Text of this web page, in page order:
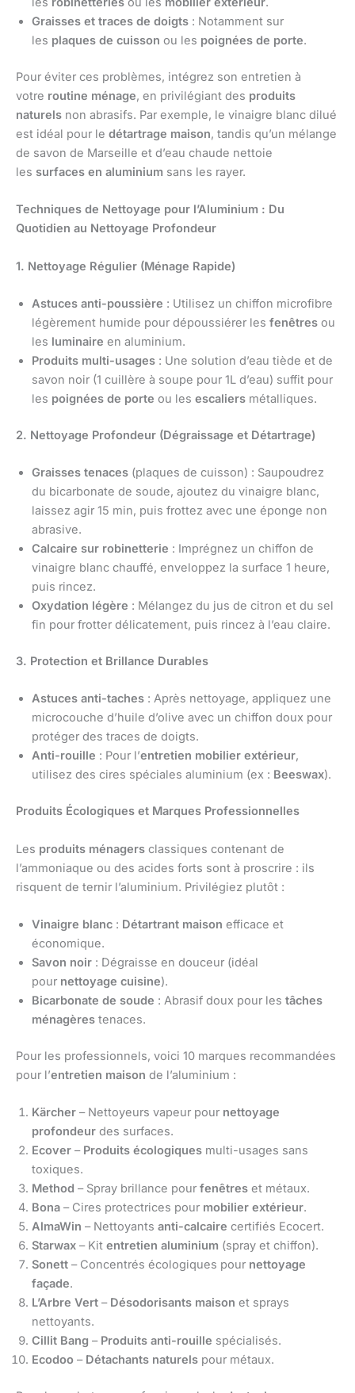
Graisses et traces de doigts : Notamment sur
les plaques de cuisson ou les poignées de porte.
Pour éviter ces problèmes, intégrez son entretien à
votre routine ménage, en privilégiant des produits
naturels non abrasifs. Par exemple, le vinaigre blanc dilué
est idéal pour le détartrage maison, tandis qu’un mélange
de savon de Marseille et d’eau chaude nettoie
les surfaces en aluminium sans les rayer.
Techniques de Nettoyage pour l’Aluminium : Du
Quotidien au Nettoyage Profondeur
1. Nettoyage Régulier (Ménage Rapide)
Astuces anti-poussière : Utilisez un chiffon microfibre
légèrement humide pour dépoussiérer les fenêtres ou
les luminaire en aluminium.
Produits multi-usages : Une solution d’eau tiède et de
savon noir (1 cuillère à soupe pour 1L d’eau) suffit pour
les poignées de porte ou les escaliers métalliques.
2. Nettoyage Profondeur (Dégraissage et Détartrage)
Graisses tenaces (plaques de cuisson) : Saupoudrez
du bicarbonate de soude, ajoutez du vinaigre blanc,
laissez agir 15 min, puis frottez avec une éponge non
abrasive.
Calcaire sur robinetterie : Imprégnez un chiffon de
vinaigre blanc chauffé, enveloppez la surface 1 heure,
puis rincez.
Oxydation légère : Mélangez du jus de citron et du sel
fin pour frotter délicatement, puis rincez à l’eau claire.
3. Protection et Brillance Durables
Astuces anti-taches : Après nettoyage, appliquez une
microcouche d’huile d’olive avec un chiffon doux pour
protéger des traces de doigts.
Anti-rouille : Pour l’entretien mobilier extérieur,
utilisez des cires spéciales aluminium (ex : Beeswax).
Produits Écologiques et Marques Professionnelles
Les produits ménagers classiques contenant de
l’ammoniaque ou des acides forts sont à proscrire : ils
risquent de ternir l’aluminium. Privilégiez plutôt :
Vinaigre blanc : Détartrant maison efficace et
économique.
Savon noir : Dégraisse en douceur (idéal
pour nettoyage cuisine).
Bicarbonate de soude : Abrasif doux pour les tâches
ménagères tenaces.
Pour les professionnels, voici 10 marques recommandées
pour l’entretien maison de l’aluminium :
Kärcher – Nettoyeurs vapeur pour nettoyage
profondeur des surfaces.
Ecover – Produits écologiques multi-usages sans
toxiques.
Method – Spray brillance pour fenêtres et métaux.
Bona – Cires protectrices pour mobilier extérieur.
AlmaWin – Nettoyants anti-calcaire certifiés Ecocert.
Starwax – Kit entretien aluminium (spray et chiffon).
Sonett – Concentrés écologiques pour nettoyage
façade.
L’Arbre Vert – Désodorisants maison et sprays
nettoyants.
Cillit Bang – Produits anti-rouille spécialisés.
Ecodoo – Détachants naturels pour métaux.